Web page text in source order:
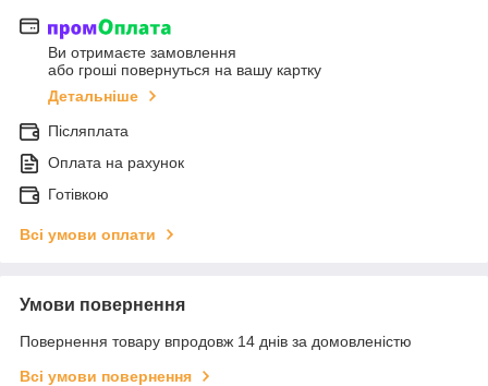
Ви отримаєте замовлення
або гроші повернуться на вашу картку
Детальніше
Післяплата
Оплата на рахунок
Готівкою
Всі умови оплати
Умови повернення
Повернення товару впродовж 14 днів за домовленістю
Всі умови повернення